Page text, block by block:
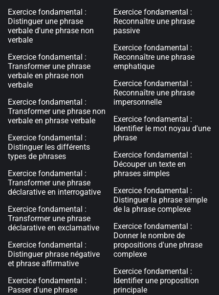
Exercice fondamental :
Distinguer une phrase
verbale d'une phrase non
verbale
Exercice fondamental :
Transformer une phrase
verbale en phrase non
verbale
Exercice fondamental :
Transformer une phrase non
verbale en phrase verbale
Exercice fondamental :
Distinguer les différents
types de phrases
Exercice fondamental :
Transformer une phrase
déclarative en interrogative
Exercice fondamental :
Transformer une phrase
déclarative en exclamative
Exercice fondamental :
Distinguer phrase négative
et phrase affirmative
Exercice fondamental :
Passer d'une phrase
Exercice fondamental :
Reconnaître une phrase
passive
Exercice fondamental :
Reconnaître une phrase
emphatique
Exercice fondamental :
Reconnaître une phrase
impersonnelle
Exercice fondamental :
Identifier le mot noyau d'une
phrase
Exercice fondamental :
Découper un texte en
phrases simples
Exercice fondamental :
Distinguer la phrase simple
de la phrase complexe
Exercice fondamental :
Donner le nombre de
propositions d'une phrase
complexe
Exercice fondamental :
Identifier une proposition
principale